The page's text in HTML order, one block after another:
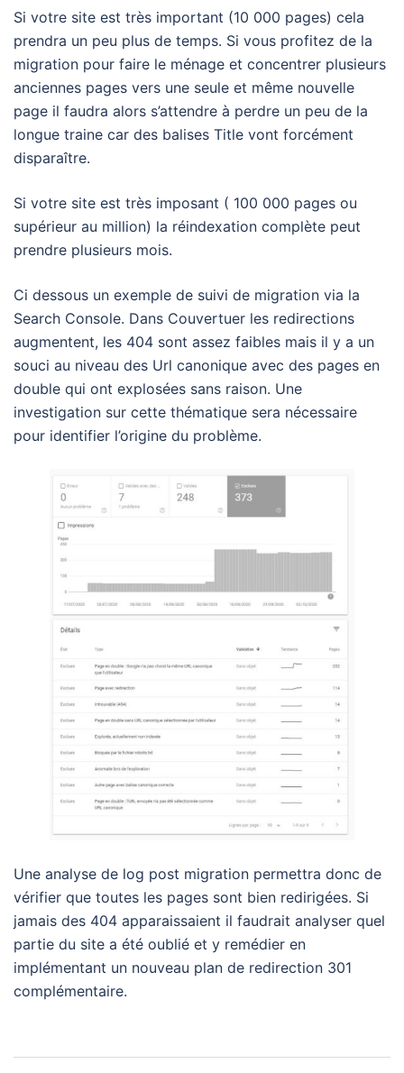
Si votre site est très important (10 000 pages) cela
prendra un peu plus de temps. Si vous profitez de la
migration pour faire le ménage et concentrer plusieurs
anciennes pages vers une seule et même nouvelle
page il faudra alors s’attendre à perdre un peu de la
longue traine car des balises Title vont forcément
disparaître.
Si votre site est très imposant ( 100 000 pages ou
supérieur au million) la réindexation complète peut
prendre plusieurs mois.
Ci dessous un exemple de suivi de migration via la
Search Console. Dans Couvertuer les redirections
augmentent, les 404 sont assez faibles mais il y a un
souci au niveau des Url canonique avec des pages en
double qui ont explosées sans raison. Une
investigation sur cette thématique sera nécessaire
pour identifier l’origine du problème.
Une analyse de log post migration permettra donc de
vérifier que toutes les pages sont bien redirigées. Si
jamais des 404 apparaissaient il faudrait analyser quel
partie du site a été oublié et y remédier en
implémentant un nouveau plan de redirection 301
complémentaire.